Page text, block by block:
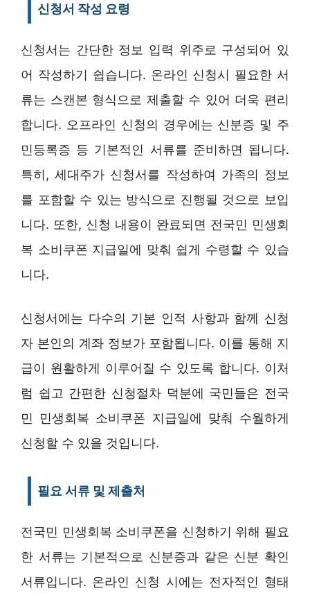
신청서 작성 요령
신청서는 간단한 정보 입력 위주로 구성되어 있
어 작성하기 쉽습니다. 온라인 신청시 필요한 서
류는 스캔본 형식으로 제출할 수 있어 더욱 편리
합니다. 오프라인 신청의 경우에는 신분증 및 주
민등록증 등 기본적인 서류를 준비하면 됩니다.
특히, 세대주가 신청서를 작성하여 가족의 정보
를 포함할 수 있는 방식으로 진행될 것으로 보입
니다. 또한, 신청 내용이 완료되면 전국민 민생회
복 소비쿠폰 지급일에 맞춰 쉽게 수령할 수 있습
니다.
신청서에는 다수의 기본 인적 사항과 함께 신청
자 본인의 계좌 정보가 포함됩니다. 이를 통해 지
급이 원활하게 이루어질 수 있도록 합니다. 이처
럼 쉽고 간편한 신청절차 덕분에 국민들은 전국
민 민생회복 소비쿠폰 지급일에 맞춰 수월하게
신청할 수 있을 것입니다.
필요 서류 및 제출처
전국민 민생회복 소비쿠폰을 신청하기 위해 필요
한 서류는 기본적으로 신분증과 같은 신분 확인
서류입니다. 온라인 신청 시에는 전자적인 형태